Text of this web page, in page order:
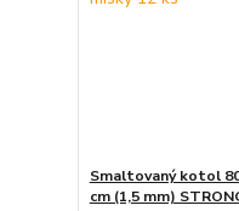
Smaltovaný kotol
cm (1,5 mm)